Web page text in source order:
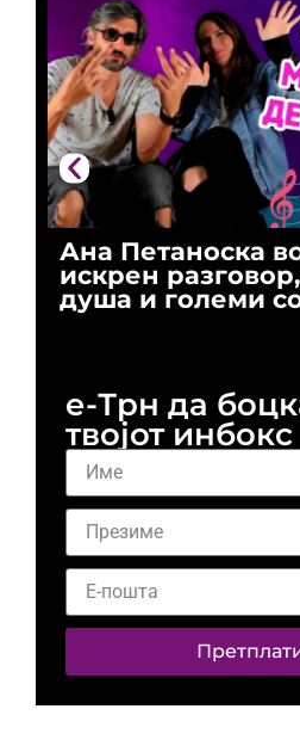
Ана Петаноска
искрен
душа и големи
е-Трн да
твојот инбокс